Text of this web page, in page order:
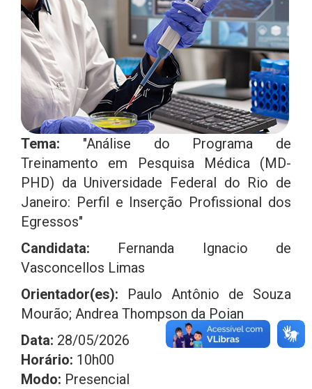
Tema: "Análise do Programa de
Treinamento em Pesquisa Médica (MD-
PHD) da Universidade Federal do Rio de
Janeiro: Perfil e Inserção Profissional dos
Egressos"
Candidata: Fernanda Ignacio de
Vasconcellos Limas
Orientador(es): Paulo Antônio de Souza
Mourão; Andrea Thompson da Poian
Data: 28/05/2026
Horário: 10h00
Modo: Presencial